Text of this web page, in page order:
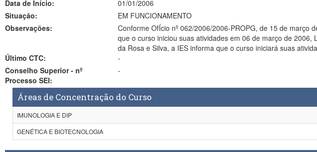
Data de Início:
01/01/2006
Situação:
EM FUNCIONAMENTO
Observações:
Conforme OfÍcio nº 062/2006/2006-PROPG, de 15 de março
que o curso iniciou suas atividades em 06 de março de 2006, Loyola-04/01/2006-P-F. - Conforme Of. nº 284/2005-
da Rosa e Silva, a IES informa que o curso iniciará suas
Último CTC:
-
Conselho Superior - nº
Processo SEI:
-
Áreas de Concentração do Curso
IMUNOLOGIA E DIP
GENÉTICA E BIOTECNOLOGIA